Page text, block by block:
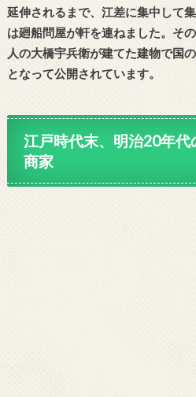
延伸されるまで、江差に集中して
は廻船問屋が軒を連ねました。そ
人の大橋宇兵衛が建てた建物で国
となって公開されています。
江戸時代末、明治20年代
商家